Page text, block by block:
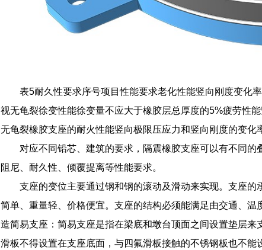
表5耐久性要求序号项目性能要求老化性能竖向刚度变化
视无龟裂徐变性能徐变量不应大于橡胶层总厚度的5%疲劳性
无龟裂橡胶支座的耐火性能竖向极限压应力和竖向刚度的变化
对应不同铅芯、建筑的要求，隔震橡胶支座可以有不同
阻尼、耐久性、倾覆提离等性能要求。
支座的变位主要通过钢和钢的滚动及滑动来实现。支座
简单、重量轻、价格便宜。支座的结构必须能满足由交通、
造简易支座：简易支座是指在梁底和墩台顶面之间设置垫层
滑板不得设置在支座底面，与四氟滑板接触的不锈钢板也不